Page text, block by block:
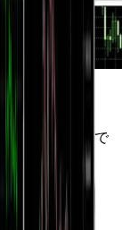
から上級者まで
ー